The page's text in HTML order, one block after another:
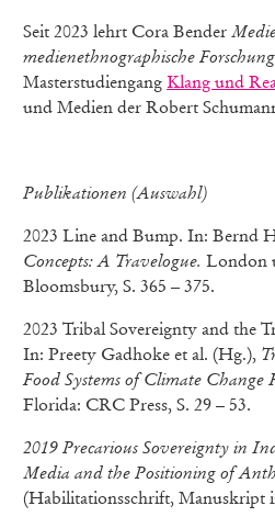
Seit 2023 lehrt Cora Bender
medienethnographische
Masterstudiengang Klang und
und Medien der Robert
Publikationen (Auswahl)
2023 Line and Bump. In: Bernd
Concepts: A Travelogue. London
Bloomsbury, S. 365 – 375.
2023 Tribal Sovereignty and the
In: Preety Gadhoke et al. (Hg.),
Food Systems of Climate Change
Florida: CRC Press, S. 29 – 53.
2019 Precarious Sovereignty in
Media and the Positioning of
(Habilitationsschrift, Manuskript